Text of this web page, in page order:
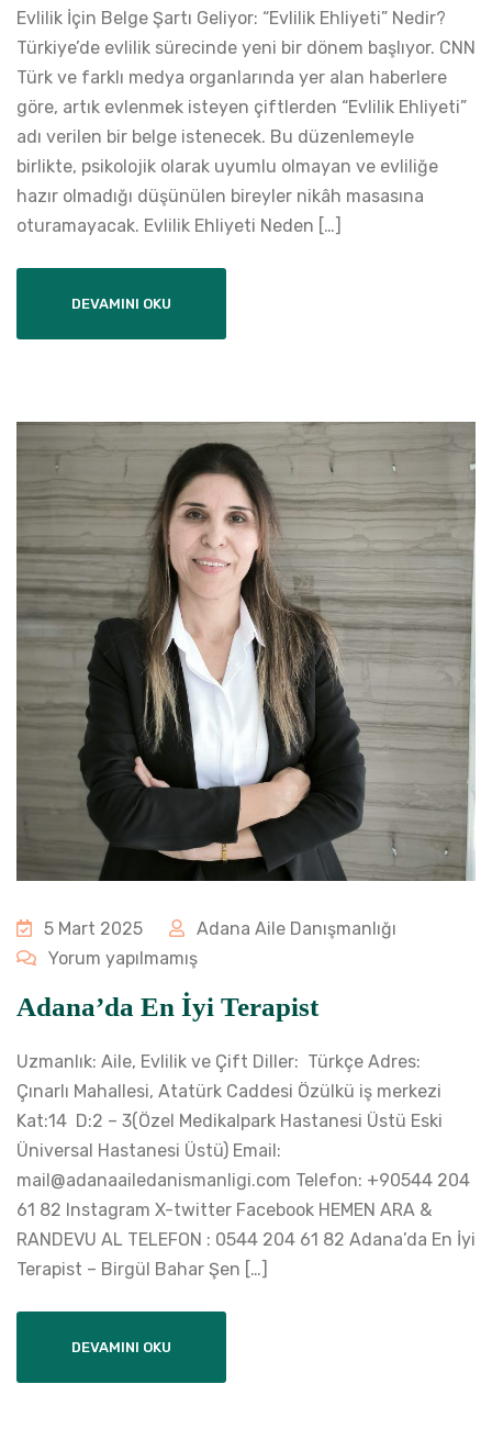
Evlilik İçin Belge Şartı Geliyor: “Evlilik Ehliyeti” Nedir?
Türkiye’de evlilik sürecinde yeni bir dönem başlıyor. CNN
Türk ve farklı medya organlarında yer alan haberlere
göre, artık evlenmek isteyen çiftlerden “Evlilik Ehliyeti”
adı verilen bir belge istenecek. Bu düzenlemeyle
birlikte, psikolojik olarak uyumlu olmayan ve evliliğe
hazır olmadığı düşünülen bireyler nikâh masasına
oturamayacak. Evlilik Ehliyeti Neden […]
DEVAMINI OKU
5 Mart 2025
Adana Aile Danışmanlığı
Yorum yapılmamış
Adana’da En İyi Terapist
Uzmanlık: Aile, Evlilik ve Çift Diller: Türkçe Adres:
Çınarlı Mahallesi, Atatürk Caddesi Özülkü iş merkezi
Kat:14 D:2 – 3(Özel Medikalpark Hastanesi Üstü Eski
Üniversal Hastanesi Üstü) Email:
mail@adanaailedanismanligi.com Telefon: +90544 204
61 82 Instagram X-twitter Facebook HEMEN ARA &
RANDEVU AL TELEFON : 0544 204 61 82 Adana’da En İyi
Terapist – Birgül Bahar Şen […]
DEVAMINI OKU